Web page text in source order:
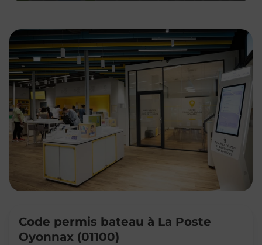
Code permis bateau à La Poste
Oyonnax (01100)